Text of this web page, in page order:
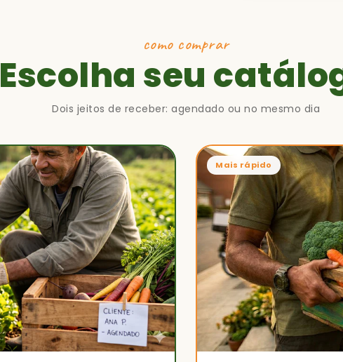
como comprar
Escolha seu
Dois jeitos de receber: agendado ou no mesmo dia
Mais rápido